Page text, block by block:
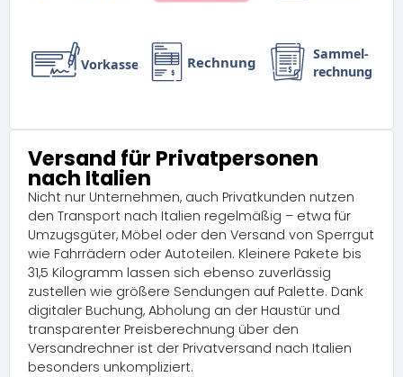
Versand für Privatpersonen
nach Italien
Nicht nur Unternehmen, auch Privatkunden nutzen
den Transport nach Italien regelmäßig – etwa für
Umzugsgüter, Möbel oder den Versand von Sperrgut
wie Fahrrädern oder Autoteilen. Kleinere Pakete bis
31,5 Kilogramm lassen sich ebenso zuverlässig
zustellen wie größere Sendungen auf Palette. Dank
digitaler Buchung, Abholung an der Haustür und
transparenter Preisberechnung über den
Versandrechner ist der Privatversand nach Italien
besonders unkompliziert.